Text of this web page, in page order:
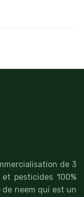
de 3
pesticides 100%
neem qui est un